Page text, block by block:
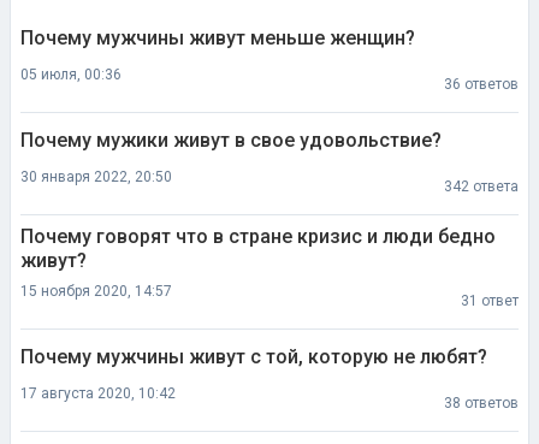
Почему мужчины живут меньше женщин?
05 июля, 00:36
36 ответов
Почему мужики живут в свое удовольствие?
30 января 2022, 20:50
342 ответа
Почему говорят что в стране кризис и люди бедно
живут?
15 ноября 2020, 14:57
31 ответ
Почему мужчины живут с той, которую не любят?
17 августа 2020, 10:42
38 ответов